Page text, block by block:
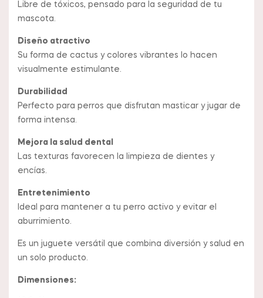
Libre de tóxicos, pensado para la seguridad de tu
mascota.
Diseño atractivo
Su forma de cactus y colores vibrantes lo hacen
visualmente estimulante.
Durabilidad
Perfecto para perros que disfrutan masticar y jugar de
forma intensa.
Mejora la salud dental
Las texturas favorecen la limpieza de dientes y
encías.
Entretenimiento
Ideal para mantener a tu perro activo y evitar el
aburrimiento.
Es un juguete versátil que combina diversión y salud en
un solo producto.
Dimensiones: